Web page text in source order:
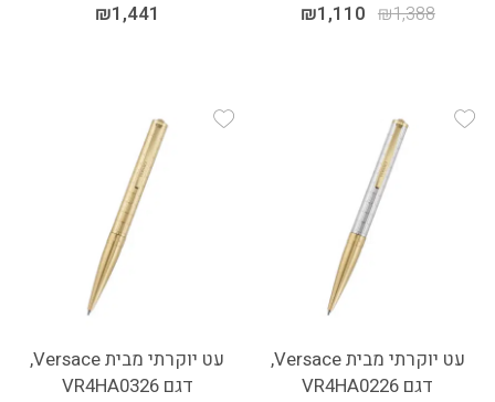
₪1,388
₪1,110
₪1,441
Add Wishlist
עט יוקרתי מבית Versace,
דגם VR4HA0226
Add Wishlist
עט יוקרתי מבית Versace,
דגם VR4HA0326